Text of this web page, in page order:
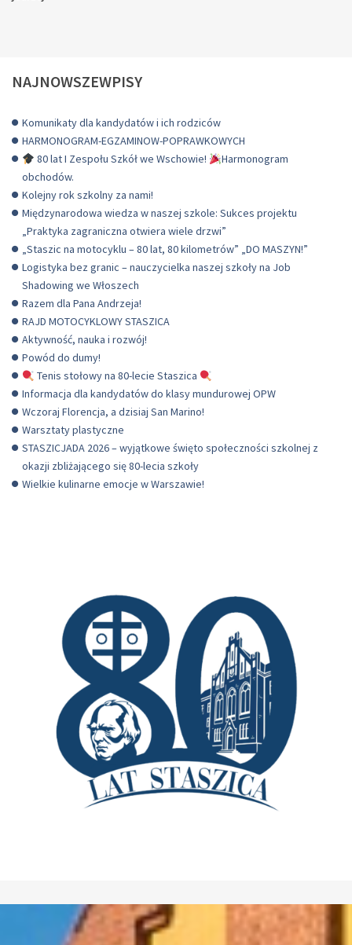
NAJNOWSZEWPISY
Komunikaty dla kandydatów i ich rodziców
HARMONOGRAM-EGZAMINOW-POPRAWKOWYCH
80 lat I Zespołu Szkół we Wschowie!
Harmonogram
obchodów.
Kolejny rok szkolny za nami!
Międzynarodowa wiedza w naszej szkole: Sukces projektu
„Praktyka zagraniczna otwiera wiele drzwi”
„Staszic na motocyklu – 80 lat, 80 kilometrów” „DO MASZYN!”
Logistyka bez granic – nauczycielka naszej szkoły na Job
Shadowing we Włoszech
Razem dla Pana Andrzeja!
RAJD MOTOCYKLOWY STASZICA
Aktywność, nauka i rozwój!
Powód do dumy!
Tenis stołowy na 80-lecie Staszica
Informacja dla kandydatów do klasy mundurowej OPW
Wczoraj Florencja, a dzisiaj San Marino!
Warsztaty plastyczne
STASZICJADA 2026 – wyjątkowe święto społeczności szkolnej z
okazji zbliżającego się 80-lecia szkoły
Wielkie kulinarne emocje w Warszawie!